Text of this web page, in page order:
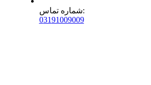
شماره تماس:
03191009009